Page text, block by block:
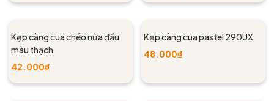
Kẹp càng cua chéo nửa đầu
màu thạch
42.000₫
Kẹp càng cua pastel 290UX
48.000₫